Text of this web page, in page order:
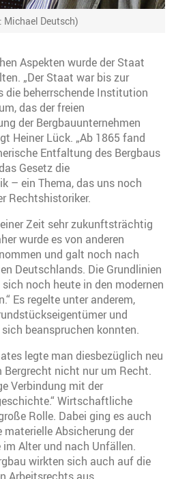
Michael Deutsch)
Aspekten wurde der Staat
„Der Staat war bis zur
die beherrschende Institution
das der freien
der Bergbauunternehmen
Heiner Lück. „Ab 1865 fand
Entfaltung des Bergbaus
Gesetz die
– ein Thema, das uns noch
Rechtshistoriker.
Zeit sehr zukunftsträchtig
wurde es von anderen
und galt noch nach
Deutschlands. Die Grundlinien
noch heute in den modernen
Es regelte unter anderem,
und
beanspruchen konnten.
legte man diesbezüglich neu
Bergrecht nicht nur um Recht.
Verbindung mit der
Wirtschaftliche
Rolle. Dabei ging es auch
Absicherung der
im Alter und nach Unfällen.
wirkten sich auch auf die